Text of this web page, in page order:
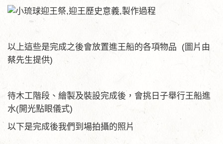
以上這些是完成之後會放置進王船的各項物品 (圖片由
蔡先生提供)
待木工階段、繪製及裝設完成後，會挑日子舉行王船進
水(開光點眼儀式)
以下是完成後我們到場拍攝的照片